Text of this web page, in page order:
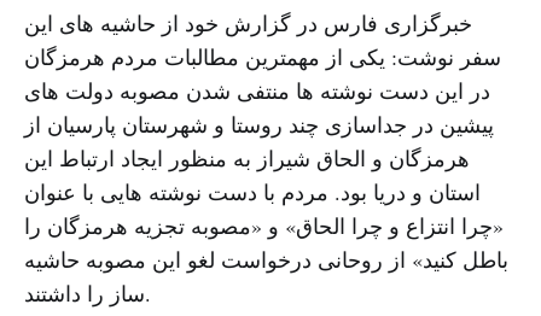
خبرگزاری فارس در گزارش خود از حاشیه های این
سفر نوشت: یکی از مهمترین مطالبات مردم هرمزگان
در این دست نوشته ها منتفی شدن مصوبه دولت های
پیشین در جداسازی چند روستا و شهرستان پارسیان از
هرمزگان و الحاق شیراز به منظور ایجاد ارتباط این
استان و دریا بود. مردم با دست نوشته هایی با عنوان
«چرا انتزاع و چرا الحاق» و «مصوبه تجزیه هرمزگان را
باطل کنید» از روحانی درخواست لغو این مصوبه حاشیه
ساز را داشتند.